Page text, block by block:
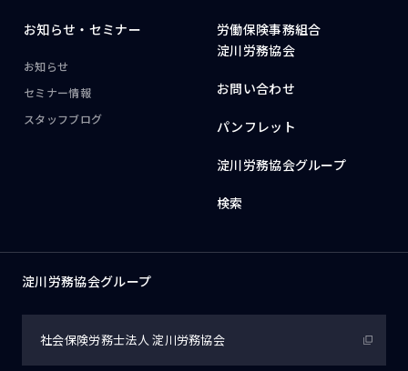
お知らせ・ セミナー
お知らせ
セミナー情報
スタッフブログ
労働保険事務組合
淀川労務協会
お問い合わせ
パンフレット
淀川労務協会グループ
検索
淀川労務協会グループ
社会保険労務士法人淀川労務協会